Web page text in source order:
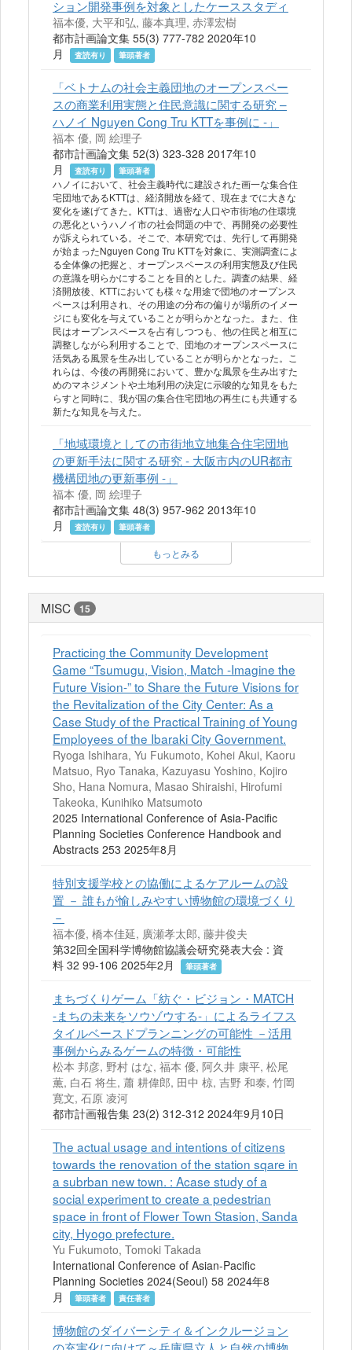
ション開発事例を対象としたケーススタディ
福本優, 大平和弘, 藤本真理, 赤澤宏樹
都市計画論文集 55(3) 777-782 2020年10
月
査読有り 筆頭著者
「ベトナムの社会主義団地のオープンスペー
スの商業利用実態と住民意識に関する研究 –
ハノイ Nguyen Cong Tru KTTを事例に -」
福本 優, 岡 絵理子
都市計画論文集 52(3) 323-328 2017年10
月
査読有り 筆頭著者
ハノイにおいて、社会主義時代に建設された画一な集合住
宅団地であるKTTは、経済開放を経て、現在までに大きな
変化を遂げてきた。KTTは、過密な人口や市街地の住環境
の悪化というハノイ市の社会問題の中で、再開発の必要性
が訴えられている。そこで、本研究では、先行して再開発
が始まったNguyen Cong Tru KTTを対象に、実測調査によ
る全体像の把握と、オープンスペースの利用実態及び住民
の意識を明らかにすることを目的とした。調査の結果、経
済開放後、KTTにおいても様々な用途で団地のオープンス
ペースは利用され、その用途の分布の偏りが場所のイメー
ジにも変化を与えていることが明らかとなった。また、住
民はオープンスペースを占有しつつも、他の住民と相互に
調整しながら利用することで、団地のオープンスペースに
活気ある風景を生み出していることが明らかとなった。こ
れらは、今後の再開発において、豊かな風景を生み出すた
めのマネジメントや土地利用の決定に示唆的な知見をもた
らすと同時に、我が国の集合住宅団地の再生にも共通する
新たな知見を与えた。
「地域環境としての市街地立地集合住宅団地
の更新手法に関する研究 - 大阪市内のUR都市
機構団地の更新事例 -」
福本 優, 岡 絵理子
都市計画論文集 48(3) 957-962 2013年10
月
査読有り 筆頭著者
もっとみる
MISC 15
Practicing the Community Development
Game “Tsumugu, Vision, Match -Imagine the
Future Vision-” to Share the Future Visions for
the Revitalization of the City Center: As a
Case Study of the Practical Training of Young
Employees of the Ibaraki City Government.
Ryoga Ishihara, Yu Fukumoto, Kohei Akui, Kaoru
Matsuo, Ryo Tanaka, Kazuyasu Yoshino, Kojiro
Sho, Hana Nomura, Masao Shiraishi, Hirofumi
Takeoka, Kunihiko Matsumoto
2025 International Conference of Asia-Pacific
Planning Societies Conference Handbook and
Abstracts 253 2025年8月
特別支援学校との協働によるケアルームの設
置 － 誰もが愉しみやすい博物館の環境づくり
－
福本優, 橋本佳延, 廣瀬孝太郎, 藤井俊夫
第32回全国科学博物館協議会研究発表大会 : 資
料 32 99-106 2025年2月
筆頭著者
まちづくりゲーム「紡ぐ・ビジョン・MATCH
-まちの未来をソウゾウする-」によるライフス
タイルベースドプランニングの可能性 －活用
事例からみるゲームの特徴・可能性
松本 邦彦, 野村 はな, 福本 優, 阿久井 康平, 松尾
薫, 白石 将生, 蕭 耕偉郎, 田中 椋, 吉野 和泰, 竹岡
寛文, 石原 凌河
都市計画報告集 23(2) 312-312 2024年9月10日
The actual usage and intentions of citizens
towards the renovation of the station sqare in
a subrban new town. : Acase study of a
social experiment to create a pedestrian
space in front of Flower Town Stasion, Sanda
city, Hyogo prefecture.
Yu Fukumoto, Tomoki Takada
International Conference of Asian-Pacific
Planning Societies 2024(Seoul) 58 2024年8
月
筆頭著者 責任著者
博物館のダイバーシティ＆インクルージョン